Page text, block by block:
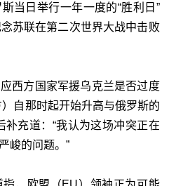
当日举行一年一度的“胜利日”
苏联在第二次世界大战中击败
西方国家军援乌克兰是否过度
自那时起开始升高与俄罗斯的
补充道：“我认为这场冲突正在
峻的问题。”